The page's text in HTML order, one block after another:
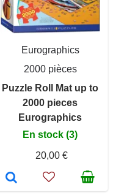
Eurographics
2000 pièces
Puzzle Roll Mat up to
2000 pieces
Eurographics
En stock (3)
20,00 €